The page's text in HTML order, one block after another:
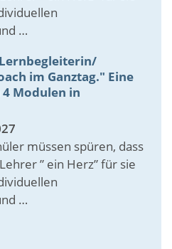
…
im Ganztag." Eine
Modulen in
müssen spüren, dass
” ein Herz” für sie
…